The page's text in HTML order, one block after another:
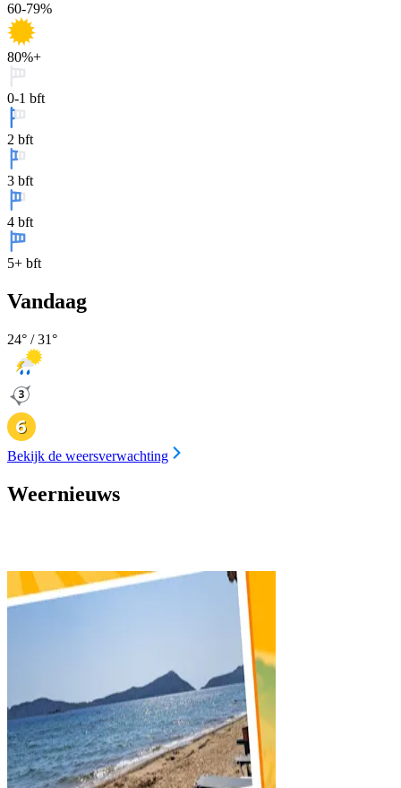
60-79%
80%+
0-1 bft
2 bft
3 bft
4 bft
5+ bft
Vandaag
24° /31°
Bekijk de weersverwachting
Weernieuws